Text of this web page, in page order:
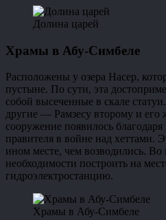
Долина царей
Храмы в Абу-Симбеле
Расположены у озера Насер,
пустыне. По сути, эта
собой высеченные в скале
другие — Рамзесу второму и
сооружение появилось
правителя в войне над хеттами.
ином месте, чем возводились.
необходимости построить на
гидроэлектростанцию.
Храмы в Абу-Симбеле